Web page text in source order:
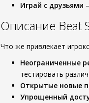
Играй с друзьями
Описание Beat
Что же привлекает
Неограниченные
тестировать
Открытые новые
Упрощенный